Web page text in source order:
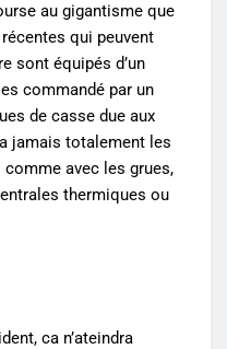
au gigantisme que
qui peuvent
sont équipés d’un
commandé par un
de casse due aux
jamais totalement les
avec les grues,
thermiques ou
ca n’ateindra